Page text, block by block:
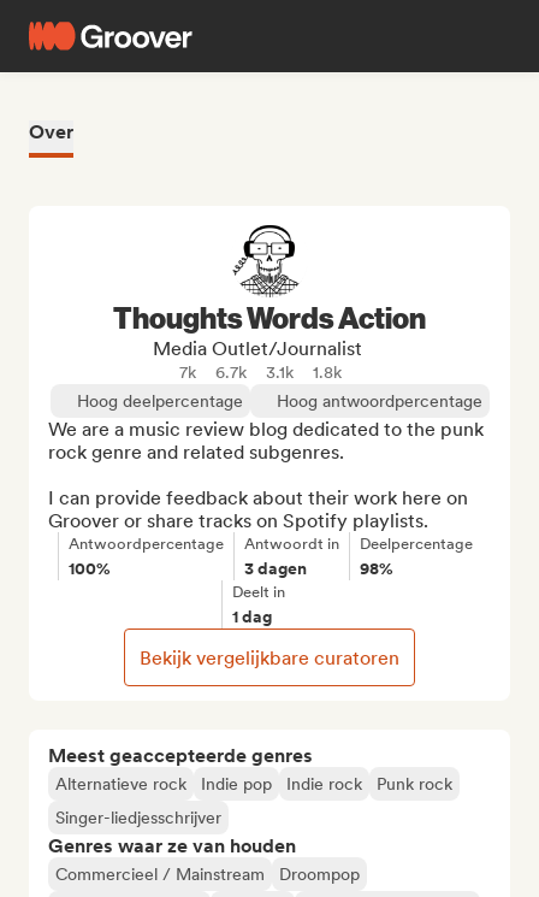
Over
Meest geaccepteerde genres
Alternatieve rock Indie pop Indie rock
Punk rock
Singer-liedjesschrijver
Genres waar ze van houden
Commercieel / Mainstream
Droompop
Thoughts Words Action
Media Outlet/Journalist
7k 6.7k 3.1k
1.8k
Hoog deelpercentage
Hoog antwoordpercentage
We are a music review blog dedicated to the punk
rock genre and related subgenres.
I can provide feedback about their work here on
Groover or share tracks on Spotify playlists.
Antwoordpercentage
100%
Antwoordt in
3 dagen
Deelpercentage
98%
Deelt in
1 dag
Bekijk vergelijkbare curatoren